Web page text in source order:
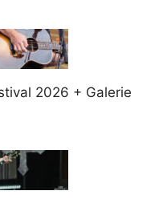
2026 + Galerie